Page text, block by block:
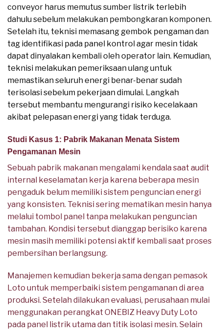
conveyor harus memutus sumber listrik terlebih
dahulu sebelum melakukan pembongkaran komponen.
Setelah itu, teknisi memasang gembok pengaman dan
tag identifikasi pada panel kontrol agar mesin tidak
dapat dinyalakan kembali oleh operator lain. Kemudian,
teknisi melakukan pemeriksaan ulang untuk
memastikan seluruh energi benar-benar sudah
terisolasi sebelum pekerjaan dimulai. Langkah
tersebut membantu mengurangi risiko kecelakaan
akibat pelepasan energi yang tidak terduga.
Studi Kasus 1: Pabrik Makanan Menata Sistem
Pengamanan Mesin
Sebuah pabrik makanan mengalami kendala saat audit
internal keselamatan kerja karena beberapa mesin
pengaduk belum memiliki sistem penguncian energi
yang konsisten. Teknisi sering mematikan mesin hanya
melalui tombol panel tanpa melakukan penguncian
tambahan. Kondisi tersebut dianggap berisiko karena
mesin masih memiliki potensi aktif kembali saat proses
pembersihan berlangsung.
Manajemen kemudian bekerja sama dengan pemasok
Loto untuk memperbaiki sistem pengamanan di area
produksi. Setelah dilakukan evaluasi, perusahaan mulai
menggunakan perangkat ONEBIZ Heavy Duty Loto
pada panel listrik utama dan titik isolasi mesin. Selain